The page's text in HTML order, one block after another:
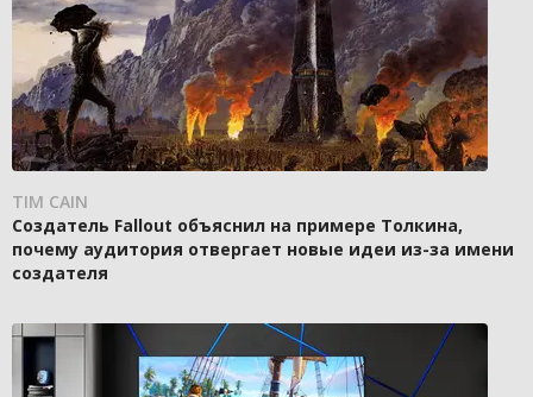
TIM CAIN
Создатель Fallout объяснил на примере Толкина,
почему аудитория отвергает новые идеи из-за имени
создателя